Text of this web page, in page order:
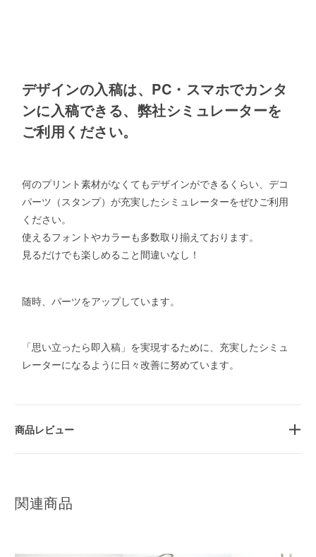
デザインの入稿は、PC・スマホでカンタ
ンに入稿できる、弊社シミュレーターを
ご利用ください。
何のプリント素材がなくてもデザインができるくらい、デコ
パーツ（スタンプ）が充実したシミュレーターをぜひご利用
ください。
使えるフォントやカラーも多数取り揃えております。
見るだけでも楽しめること間違いなし！
随時、パーツをアップしています。
「思い立ったら即入稿」を実現するために、充実したシミュ
レーターになるように日々改善に努めています。
商品レビュー
関連商品